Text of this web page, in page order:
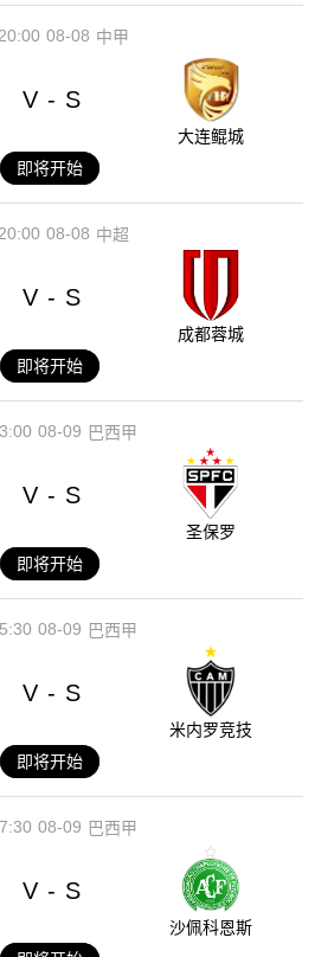
08-08 中甲
V - S
大连鲲城
即将开始
08-08 中超
V - S
成都蓉城
即将开始
08-09 巴西甲
V - S
圣保罗
即将开始
08-09 巴西甲
V - S
米内罗竞技
即将开始
08-09 巴西甲
V - S
沙佩科恩斯